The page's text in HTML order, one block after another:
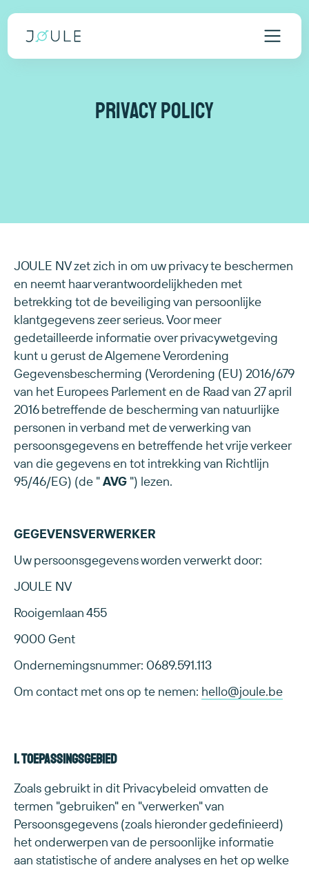
Privacy policy
JOULE NV zet zich in om uw privacy te beschermen
en neemt haar verantwoordelijkheden met
betrekking tot de beveiliging van persoonlijke
klantgegevens zeer serieus. Voor meer
gedetailleerde informatie over privacywetgeving
kunt u gerust de Algemene Verordening
Gegevensbescherming (Verordening (EU) 2016/679
van het Europees Parlement en de Raad van 27 april
2016 betreffende de bescherming van natuurlijke
personen in verband met de verwerking van
persoonsgegevens en betreffende het vrije verkeer
van die gegevens en tot intrekking van Richtlijn
95/46/EG) (de "AVG ") lezen.
GEGEVENSVERWERKER
Uw persoonsgegevens worden verwerkt door:
JOULE NV
Rooigemlaan 455
9000 Gent
Ondernemingsnummer: 0689.591.113
Om contact met ons op te nemen: hello@joule.be
1. Toepassingsgebied
Zoals gebruikt in dit Privacybeleid omvatten de
termen "gebruiken" en "verwerken" van
Persoonsgegevens (zoals hieronder gedefinieerd)
het onderwerpen van de persoonlijke informatie
aan statistische of andere analyses en het op welke